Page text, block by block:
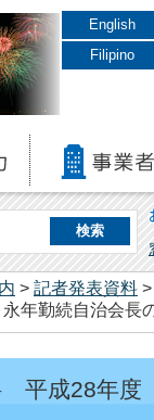
English
Filipino
> 記者発表資料 >
勤続自治会長
平成28年度